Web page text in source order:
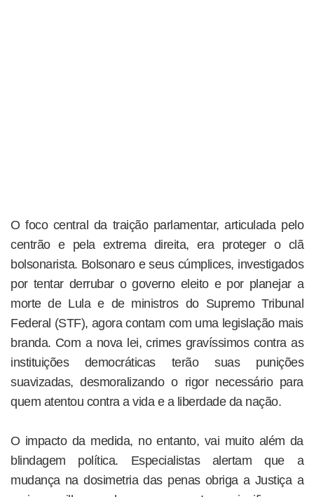
O foco central da traição parlamentar, articulada pelo
centrão e pela extrema direita, era proteger o clã
bolsonarista. Bolsonaro e seus cúmplices, investigados
por tentar derrubar o governo eleito e por planejar a
morte de Lula e de ministros do Supremo Tribunal
Federal (STF), agora contam com uma legislação mais
branda. Com a nova lei, crimes gravíssimos contra as
instituições democráticas terão suas punições
suavizadas, desmoralizando o rigor necessário para
quem atentou contra a vida e a liberdade da nação.
O impacto da medida, no entanto, vai muito além da
blindagem política. Especialistas alertam que a
mudança na dosimetria das penas obriga a Justiça a